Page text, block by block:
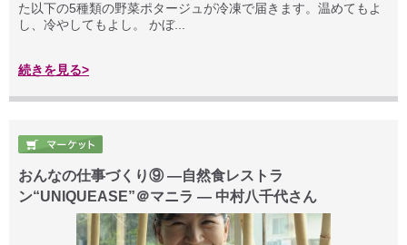
た以下の5種類の野菜ポタージュが冷凍で届きます。温めてもよ
し、冷やしてもよし。 かぼ...
続きを見る>
おんなの仕事づくり⑨ —自然食レストラ
ン“UNIQUEASE”＠マニラ — 中村八千代さん